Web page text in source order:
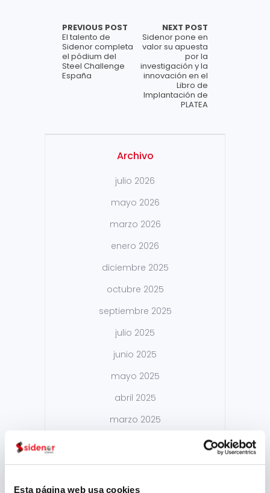
Esta página web usa cookies
PREVIOUS POST
El talento de
Sidenor completa
el pódium del
Steel Challenge
España
NEXT POST
Sidenor pone en
valor su apuesta
por la
investigación y la
innovación en el
Libro de
Implantación de
PLATEA
Archivo
julio 2026
mayo 2026
marzo 2026
enero 2026
diciembre 2025
octubre 2025
septiembre 2025
julio 2025
junio 2025
mayo 2025
abril 2025
marzo 2025
enero 2025
diciembre 2024